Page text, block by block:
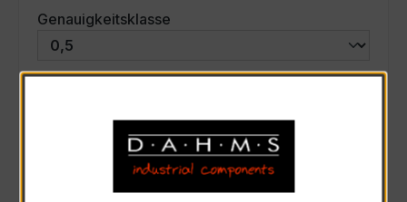
Genauigkeitsklasse
Auswahl zurücksetzen